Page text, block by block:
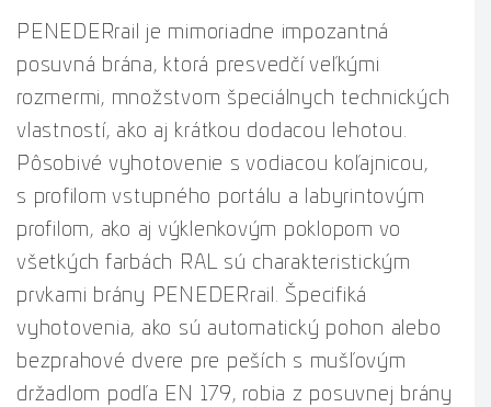
PENEDERrail je mimoriadne impozantná
posuvná brána, ktorá presvedčí veľkými
rozmermi, množstvom špeciálnych technických
vlastností, ako aj krátkou dodacou lehotou.
Pôsobivé vyhotovenie s vodiacou koľajnicou,
s profilom vstupného portálu a labyrintovým
profilom, ako aj výklenkovým poklopom vo
všetkých farbách RAL sú charakteristickým
prvkami brány PENEDERrail. Špecifiká
vyhotovenia, ako sú automatický pohon alebo
bezprahové dvere pre peších s mušľovým
držadlom podľa EN 179, robia z posuvnej brány